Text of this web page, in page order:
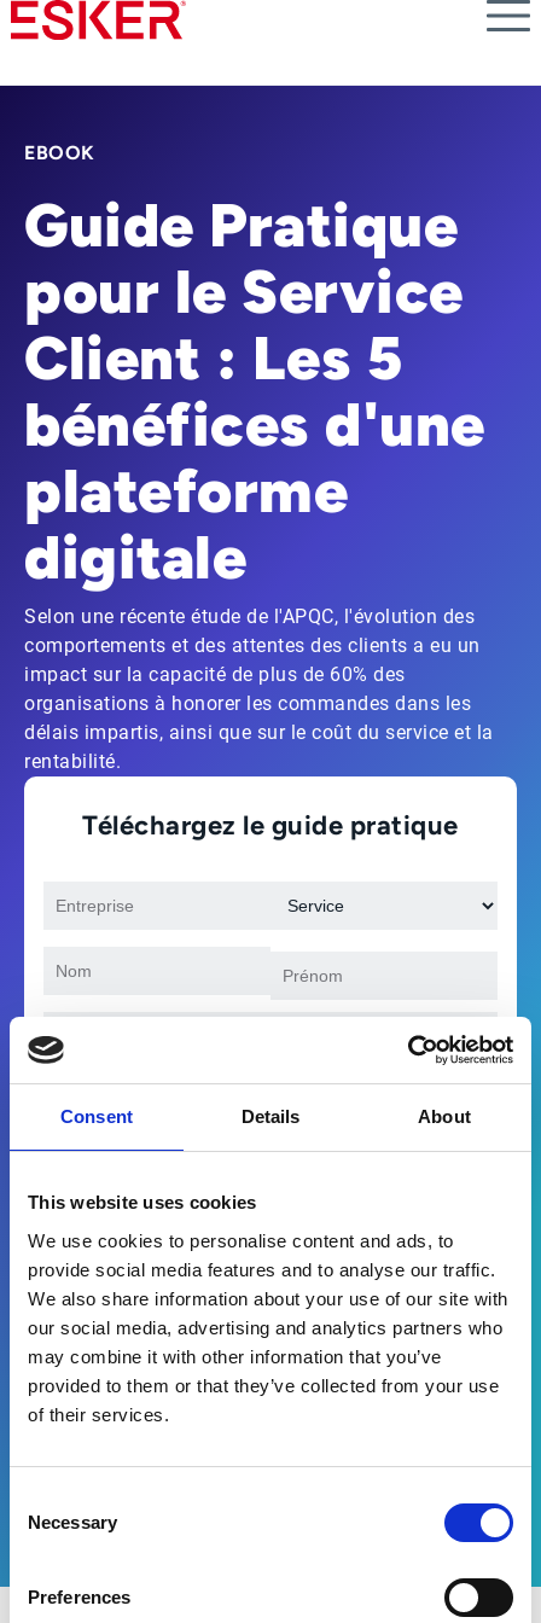
Consent Details About
This website uses cookies
We use cookies to personalise content and ads, to
provide social media features and to analyse our traffic.
We also share information about your use of our site with
our social media, advertising and analytics partners who
may combine it with other information that you’ve
provided to them or that they’ve collected from your use
of their services.
Selection
Necessary
Preferences
Skip
to
content
EBOOK
Guide Pratique
pour le Service
Client : Les 5
bénéfices d'une
plateforme
digitale
Selon une récente étude de l'APQC, l'évolution des
comportements et des attentes des clients a eu un
impact sur la capacité de plus de 60% des
organisations à honorer les commandes dans les
délais impartis, ainsi que sur le coût du service et la
rentabilité.
Téléchargez le guide pratique
Par quelle(s) solution(s) êtes-vous intéressé(e) ?
Gestion des demandes clients
En remplissant le formulaire, vous acceptez de
recevoir des informations marketing de la part